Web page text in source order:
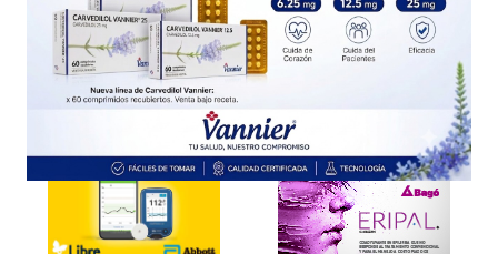
Otros productos deExcelentia